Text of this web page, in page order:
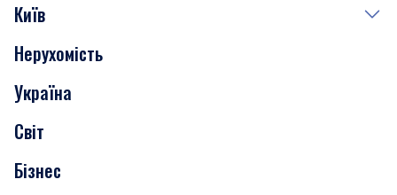
Київ
Події
Скандали
Нерухомість
Транспорт
Нерухомість
Україна
Світ
Бізнес